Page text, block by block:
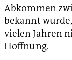
Abkommen
bekannt
vielen Jahren
Hoffnung.